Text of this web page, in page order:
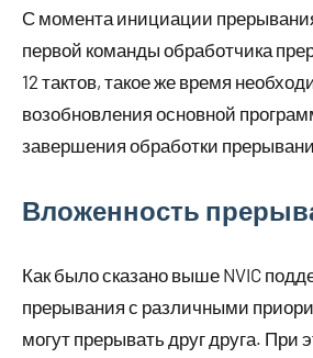
С момента инициации
первой команды обработчика
12 тактов, такое же время
возобновления основной
завершения обработки
Вложенность
Как было сказано выше NVIC
прерывания с различными
могут прерывать друг друга. При